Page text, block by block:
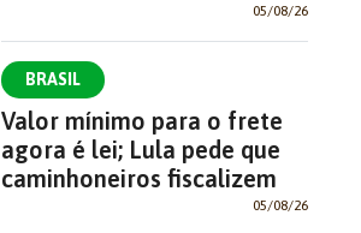
05/08/26
BRASIL
Valor mínimo para o frete
agora é lei; Lula pede que
caminhoneiros fiscalizem
05/08/26